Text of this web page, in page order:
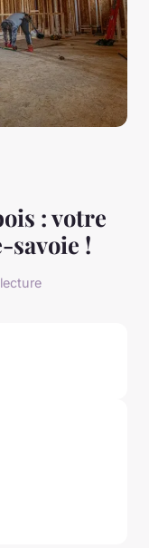
: votre
savoie !